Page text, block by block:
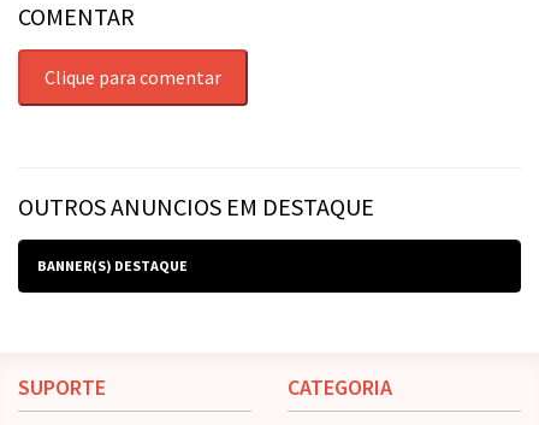
COMENTAR
Clique para comentar
OUTROS ANUNCIOS EM DESTAQUE
BANNER(S) DESTAQUE
SUPORTE CATEGORIA